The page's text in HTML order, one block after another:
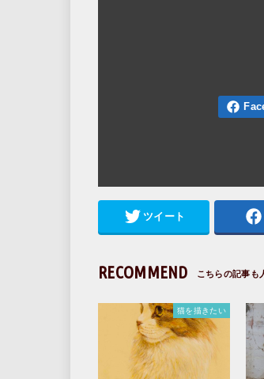
ツイート
RECOMMEND
猫を描きたい